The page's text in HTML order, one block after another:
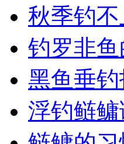
秋季钓
钓罗非
黑鱼垂
浮钓鲢